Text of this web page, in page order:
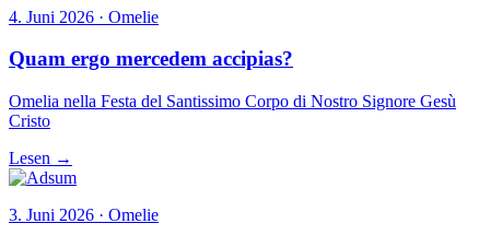
4. Juni 2026 · Omelie
Quam ergo mercedem accipias?
Omelia nella Festa del Santissimo Corpo di Nostro Signore Gesù
Cristo
Lesen →
3. Juni 2026 · Omelie